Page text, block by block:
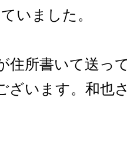
いました。
住所書いて送っ
ざいます。和也